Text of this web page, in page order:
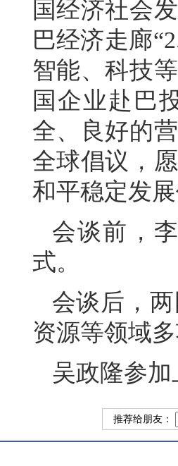
国经济社会
巴经济走廊
智能、科技
国企业赴巴
全、良好的
全球倡议，
和平稳定发展
会谈前，
式。
会谈后，
资源等领域
吴政隆参加
推荐给朋友：